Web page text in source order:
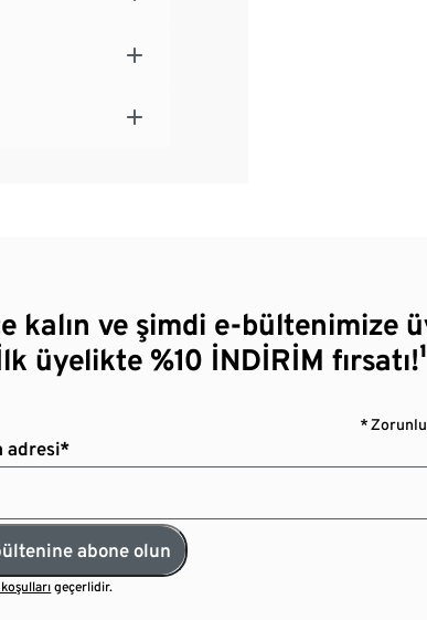
kalın ve şimdi e-bültenimize
üyelikte %10 İNDİRİM fırsatı!¹
*
adresi*
abone olun
geçerlidir.